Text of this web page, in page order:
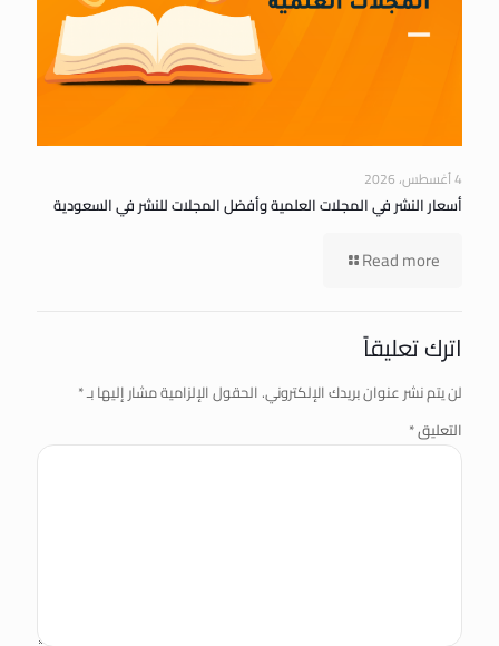
4 أغسطس، 2026
أسعار النشر في المجلات العلمية وأفضل المجلات للنشر في السعودية
Read more
اترك تعليقاً
لن يتم نشر عنوان بريدك الإلكتروني. الحقول الإلزامية مشار إليها بـ*
التعليق*